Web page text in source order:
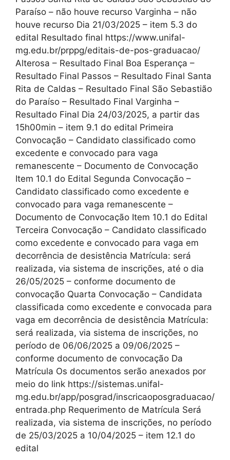
Paraíso – não houve recurso Varginha – não
houve recurso Dia 21/03/2025 – item 5.3 do
edital Resultado final https://www.unifal-
mg.edu.br/prppg/editais-de-pos-graduacao/
Alterosa – Resultado Final Boa Esperança –
Resultado Final Passos – Resultado Final Santa
Rita de Caldas – Resultado Final São Sebastião
do Paraíso – Resultado Final Varginha –
Resultado Final Dia 24/03/2025, a partir das
15h00min – item 9.1 do edital Primeira
Convocação – Candidato classificado como
excedente e convocado para vaga
remanescente – Documento de Convocação
Item 10.1 do Edital Segunda Convocação –
Candidato classificado como excedente e
convocado para vaga remanescente –
Documento de Convocação Item 10.1 do Edital
Terceira Convocação – Candidato classificado
como excedente e convocado para vaga em
decorrência de desistência Matrícula: será
realizada, via sistema de inscrições, até o dia
26/05/2025 – conforme documento de
convocação Quarta Convocação – Candidata
classificada como excedente e convocada para
vaga em decorrência de desistência Matrícula:
será realizada, via sistema de inscrições, no
período de 06/06/2025 a 09/06/2025 –
conforme documento de convocação Da
Matrícula Os documentos serão anexados por
meio do link https://sistemas.unifal-
mg.edu.br/app/posgrad/inscricaoposgraduacao/
entrada.php Requerimento de Matrícula Será
realizada, via sistema de inscrições, no período
de 25/03/2025 a 10/04/2025 – item 12.1 do
edital